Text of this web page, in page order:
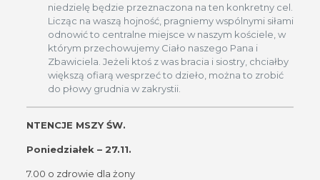
niedzielę będzie przeznaczona na ten konkretny cel.
Licząc na waszą hojność, pragniemy wspólnymi siłami
odnowić to centralne miejsce w naszym kościele, w
którym przechowujemy Ciało naszego Pana i
Zbawiciela. Jeżeli ktoś z was bracia i siostry, chciałby
większą ofiarą wesprzeć to dzieło, można to zrobić
do płowy grudnia w zakrystii.
NTENCJE MSZY ŚW.
Poniedziałek – 27.11.
7.00 o zdrowie dla żony